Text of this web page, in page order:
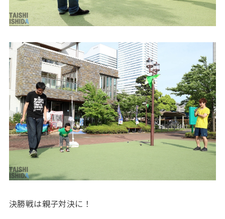
決勝戦は親子対決に！